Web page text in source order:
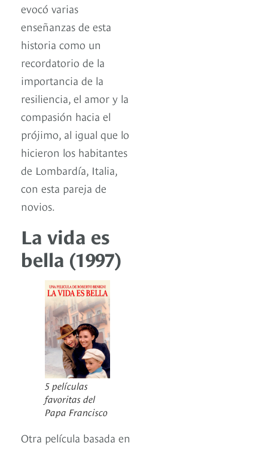
evocó varias
enseñanzas de esta
historia como un
recordatorio de la
importancia de la
resiliencia, el amor y la
compasión hacia el
prójimo, al igual que lo
hicieron los habitantes
de Lombardía, Italia,
con esta pareja de
novios.
La vida es
bella (1997)
5 películas
favoritas del
Papa Francisco
Otra película basada en